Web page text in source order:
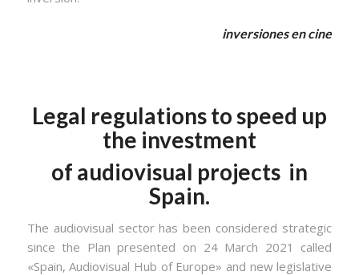
inversiones en cine
Legal regulations to speed up
the investment
of audiovisual projects in
Spain.
The audiovisual sector has been considered strategic
since the Plan presented on 24 March 2021 called
«Spain, Audiovisual Hub of Europe» and new legislative